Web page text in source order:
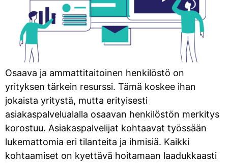
Osaava ja ammattitaitoinen henkilöstö on
yrityksen tärkein resurssi. Tämä koskee ihan
jokaista yritystä, mutta erityisesti
asiakaspalvelualalla osaavan henkilöstön merkitys
korostuu. Asiakaspalvelijat kohtaavat työssään
lukemattomia eri tilanteita ja ihmisiä. Kaikki
kohtaamiset on kyettävä hoitamaan laadukkaasti